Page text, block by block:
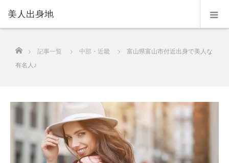
美人出身地
ホーム
記事一覧 中部・近畿
富山県富山市付近出身で美人な
有名人♪